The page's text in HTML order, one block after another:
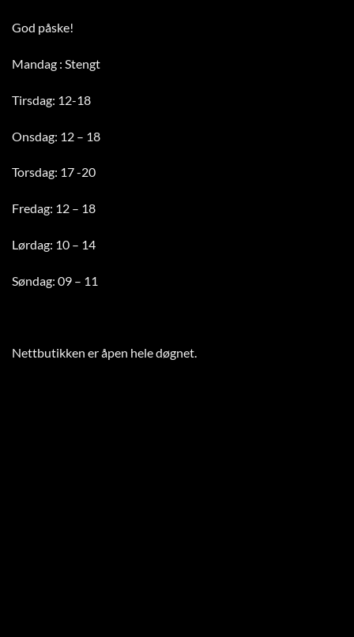
God påske!
Mandag : Stengt
Tirsdag: 12-18
Onsdag: 12 – 18
Torsdag: 17 -20
Fredag: 12 – 18
Lørdag: 10 – 14
Søndag: 09 – 11
Nettbutikken er åpen hele døgnet.